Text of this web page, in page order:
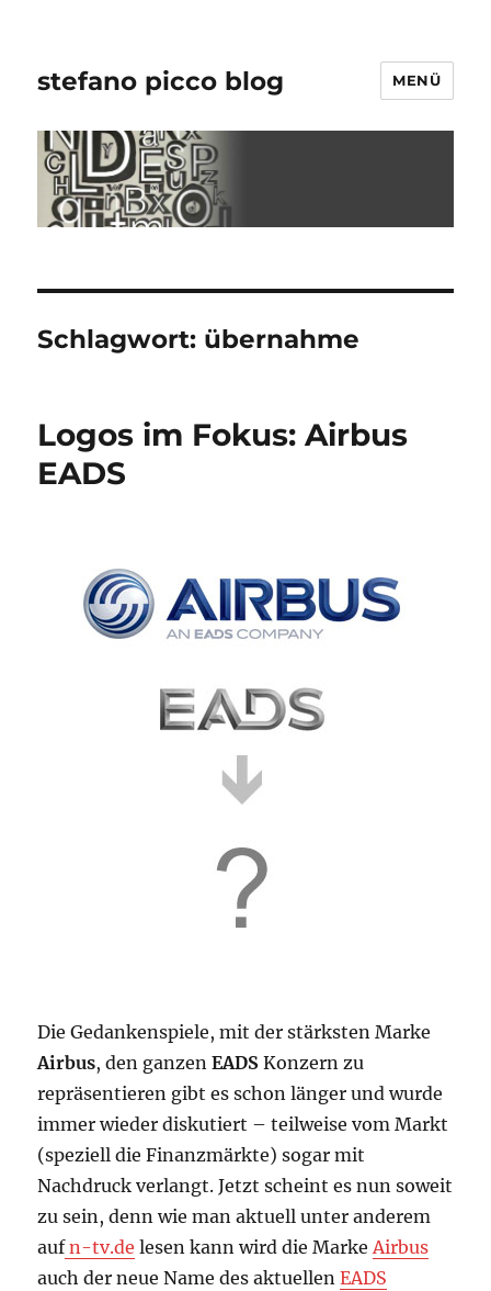
stefano picco blog MENÜ
Schlagwort: übernahme
Logos im Fokus: Airbus
EADS
Die Gedankenspiele, mit der stärksten Marke
Airbus, den ganzenEADS Konzern zu
repräsentieren gibt es schon länger und wurde
immer wieder diskutiert – teilweise vom Markt
(speziell die Finanzmärkte) sogar mit
Nachdruck verlangt. Jetzt scheint es nun soweit
zu sein, denn wie man aktuell unter anderem
aufn-tv.de lesen kann wird die MarkeAirbus
auch der neue Name des aktuellenEADS